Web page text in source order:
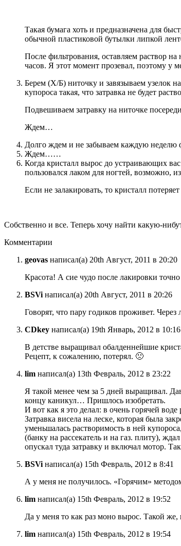
Такая бумага хоть и предназначена для
обычной пластиковой бутылки липкой
После фильтрования, оставляем раствор
часов. Я этот момент прозевал, поэтому у
Берем (Х/Б) ниточку и завязываем узелок
купороса такая, что затравка не будет
Подвешиваем затравку на ниточке
Ждем…
Долго ждем и не забываем каждую неделю
Ждем……
Когда кристалл вырос до устраивающих
пользовался лаком для ногтей, возможно,
Если не залакировать, то кристалл
Собственно и все. Теперь хочу найти какую-
Комментарии
geovas написал(а) 20th Август, 2011 в 20:20
Красота! А сие чудо после лакировки точно
BSVi написал(а) 20th Август, 2011 в 20:26
Говорят, что пару годиков проживет.
CDkey написал(а) 19th Январь, 2012 в 10:16
В детстве выращивал обалденнейшие
Рецепт, к сожалению, потерял. 🙁
lim написал(а) 13th Февраль, 2012 в 23:22
Я такой менее чем за 5 дней выращивал.
концу каникул… Пришлось изобретать.
И вот как я это делал: в очень горячей
Затравка висела на леске, которая была
уменьшалась растворимость в ней
(банку на рассекатель и на газ. плиту),
опускал туда затравку и включал мотор.
BSVi написал(а) 15th Февраль, 2012 в 8:41
А у меня не получилось. «Горячим»
lim написал(а) 15th Февраль, 2012 в 19:52
Да у меня то как раз моно вырос. Такой
lim написал(а) 15th Февраль, 2012 в 19:54